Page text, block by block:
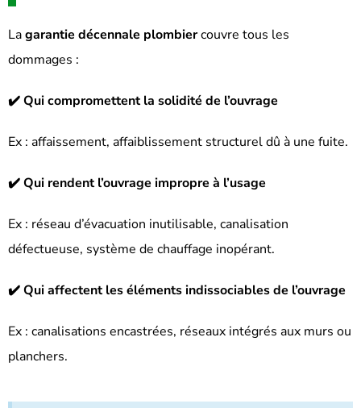
Lagarantie décennale plombiercouvre tous les
dommages :
✔️ Qui compromettent la solidité de l’ouvrage
Ex : affaissement, affaiblissement structurel dû à une fuite.
✔️ Qui rendent l’ouvrage impropre à l’usage
Ex : réseau d’évacuation inutilisable, canalisation
défectueuse, système de chauffage inopérant.
✔️ Qui affectent les éléments indissociables de l’ouvrage
Ex : canalisations encastrées, réseaux intégrés aux murs ou
planchers.